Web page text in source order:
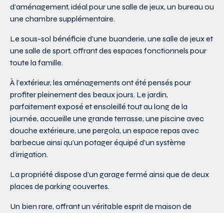
d’aménagement, idéal pour une salle de jeux, un bureau ou
une chambre supplémentaire.
Le sous-sol bénéficie d’une buanderie, une salle de jeux et
une salle de sport, offrant des espaces fonctionnels pour
toute la famille.
À l’extérieur, les aménagements ont été pensés pour
profiter pleinement des beaux jours. Le jardin,
parfaitement exposé et ensoleillé tout au long de la
journée, accueille une grande terrasse, une piscine avec
douche extérieure, une pergola, un espace repas avec
barbecue ainsi qu’un potager équipé d’un système
d’irrigation.
La propriété dispose d’un garage fermé ainsi que de deux
places de parking couvertes.
Un bien rare, offrant un véritable esprit de maison de